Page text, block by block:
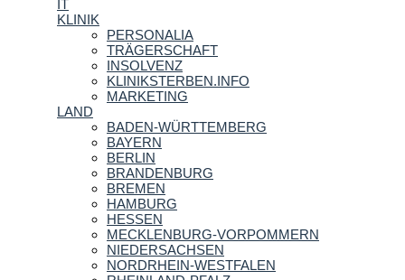
IT
KLINIK
PERSONALIA
TRÄGERSCHAFT
INSOLVENZ
KLINIKSTERBEN.INFO
MARKETING
LAND
BADEN-WÜRTTEMBERG
BAYERN
BERLIN
BRANDENBURG
BREMEN
HAMBURG
HESSEN
MECKLENBURG-VORPOMMERN
NIEDERSACHSEN
NORDRHEIN-WESTFALEN